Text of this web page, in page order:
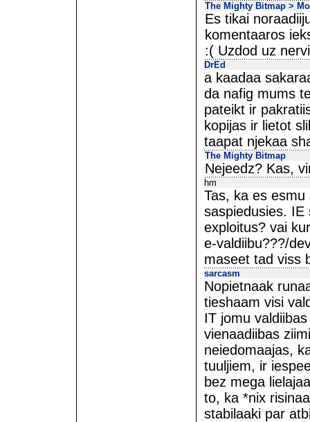
The Mighty Bitmap >
Es tikai
komentaaros
:( Uzdod uz
DrEd
a kaadaa
da nafig mums
pateikt ir
kopijas ir lietot
taapat njekaa
The Mighty Bitmap
Nejeedz? Kas,
hm
Tas, ka es
saspiedusies. IE
exploitus? vai
e-valdiibu???/
maseet tad viss
sarcasm
Nopietnaak
tieshaam visi
IT jomu
vienaadiibas
neiedomaajas,
tuuljiem, ir
bez mega
to, ka *nix
stabilaaki par